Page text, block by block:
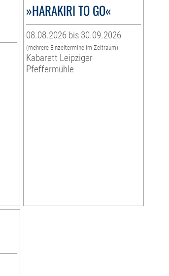
»HARAKIRI TO GO«
08.08.2026 bis 30.09.2026
(mehrere Einzeltermine im Zeitraum)
Kabarett Leipziger
Pfeffermühle